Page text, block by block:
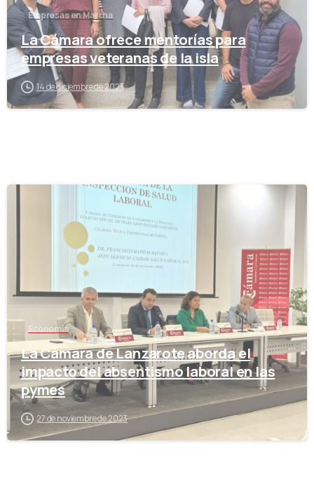
Empresas en Marcha
La Cámara ofrece mentorías para
empresas veteranas de la isla
14 de diciembre de 2023
Economía
La Cámara de Lanzarote aborda el
impacto del absentismo laboral en las
pymes
27 de noviembre de 2023